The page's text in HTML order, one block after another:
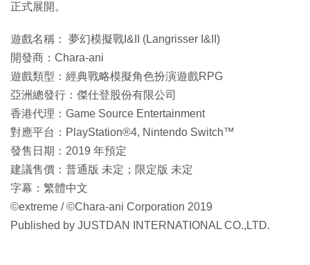
正式展開。
遊戲名稱： 夢幻模擬戰I&II (Langrisser I&II)
開發商：Chara-ani
遊戲類型：經典戰略模擬角色扮演遊戲RPG
亞洲總發行：傑仕登股份有限公司
香港代理：Game Source Entertainment
對應平台：PlayStation®4, Nintendo Switch™
發售日期：2019 年預定
建議售價：普通版 未定；限定版 未定
字幕：繁體中文
©extreme / ©Chara-ani Corporation 2019
Published by JUSTDAN INTERNATIONAL CO.,LTD.